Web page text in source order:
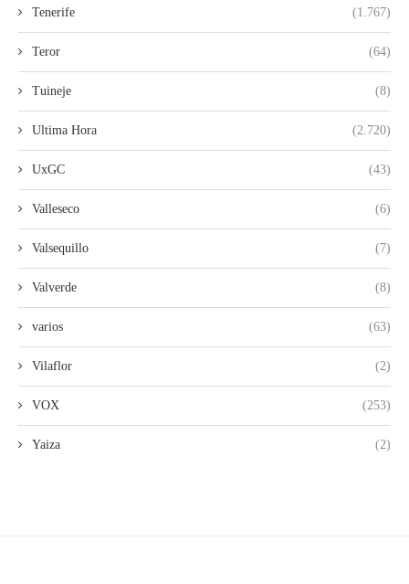
Tenerife (1.767)
Teror (64)
Tuineje (8)
Ultima Hora (2.720)
UxGC (43)
Valleseco (6)
Valsequillo (7)
Valverde (8)
varios (63)
Vilaflor (2)
VOX (253)
Yaiza (2)